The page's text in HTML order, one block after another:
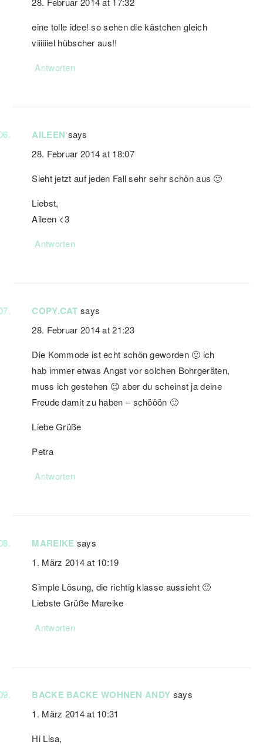
eine tolle idee! so sehen die kästchen gleich
viiiiiiel hübscher aus!!
Antworten
AILEEN says
28. Februar 2014 at 18:07
Sieht jetzt auf jeden Fall sehr sehr schön aus 🙂
Liebst,
Aileen <3
Antworten
COPY.CAT says
28. Februar 2014 at 21:23
Die Kommode ist echt schön geworden 🙂 ich
hab immer etwas Angst vor solchen Bohrgeräten,
muss ich gestehen 😉 aber du scheinst ja deine
Freude damit zu haben – schööön 🙂
Liebe Grüße
Petra
Antworten
MAREIKE says
1. März 2014 at 10:19
Simple Lösung, die richtig klasse aussieht 🙂
Liebste Grüße Mareike
Antworten
BACKE BACKE WOHNEN ANDY says
1. März 2014 at 10:31
Hi Lisa,